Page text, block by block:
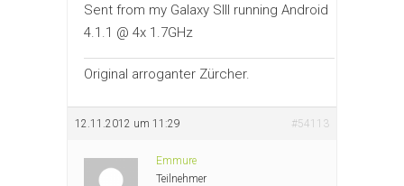
Sent from my Galaxy SIII running Android
4.1.1 @ 4x 1.7GHz
Original arroganter Zürcher.
12.11.2012 um 11:29 #54113
Emmure
Teilnehmer